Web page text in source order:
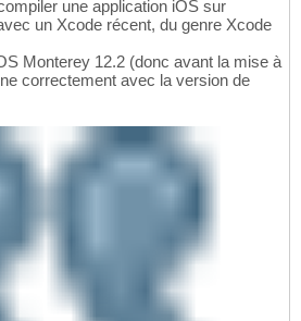
une application iOS sur
un Xcode récent, du genre Xcode
Monterey 12.2 (donc avant la mise à
correctement avec la version de